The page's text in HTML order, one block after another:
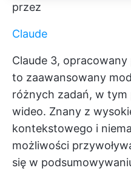
przez
Claude
Claude 3,
to zaawansowany
różnych zadań, w tym
wideo. Znany z
kontekstowego i
możliwości
się w